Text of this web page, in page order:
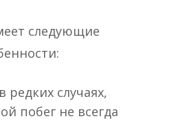
следующие
редких случаях,
побег не всегда